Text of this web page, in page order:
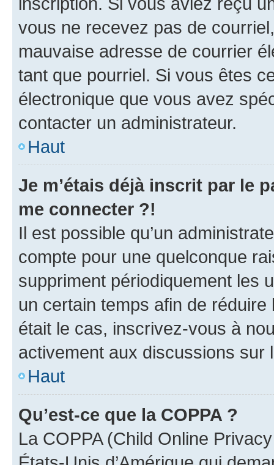
vous ne recevez pas de
mauvaise adresse de courrier
tant que pourriel. Si vous êtes
électronique que vous avez
contacter un administrateur.
Haut
Je m’étais déjà inscrit par le
me connecter ?!
Il est possible qu’un
compte pour une quelconque
suppriment périodiquement les
un certain temps afin de
était le cas, inscrivez-vous à
activement aux discussions sur
Haut
Qu’est-ce que la COPPA ?
La COPPA (Child Online